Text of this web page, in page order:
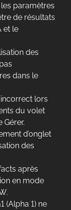
paramètres
de résultats
et le
des
dans le
lors
du volet
Gérer.
d’onglet
des
après
en mode
(Alpha 1) ne